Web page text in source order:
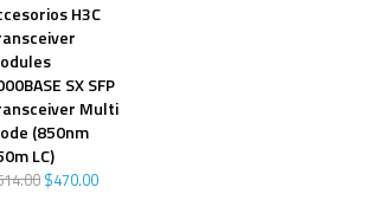
H3C
SX SFP
Multi
(850nm
LC)
.00 $470.00